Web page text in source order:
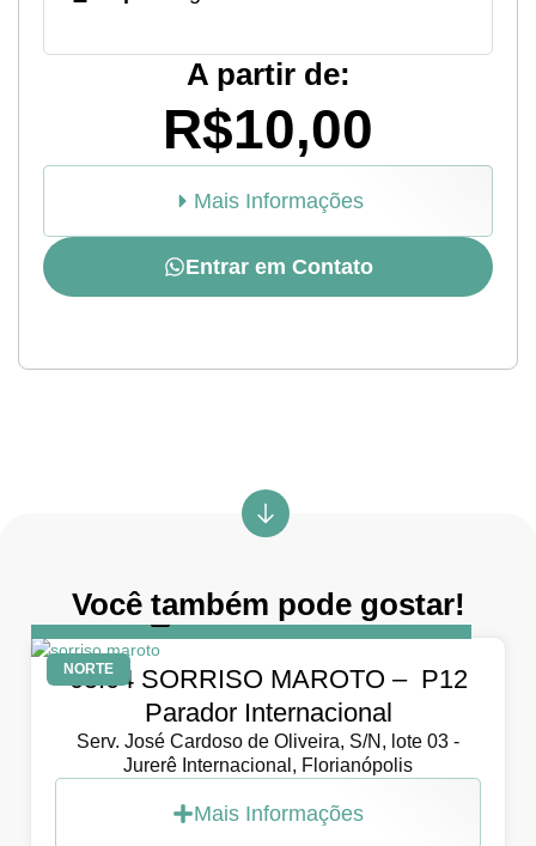
A partir de:
R$10,00
Mais Informações
Entrar em Contato
Você também pode gostar!
NORTE
DIA5 de abril de 2026
05.04 SORRISO MAROTO – P12
Parador Internacional
Serv. José Cardoso de Oliveira, S/N, lote 03 -
Jurerê Internacional, Florianópolis
Mais Informações